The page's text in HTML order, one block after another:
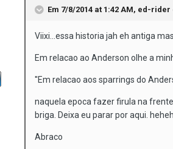
Em 7/8/2014 at 1:42 AM, ed-rider
Viixi...essa historia jah eh antiga
Em relacao ao Anderson olhe a
''Em relacao aos sparrings do
naquela epoca fazer firula na
briga. Deixa eu parar por aqui.
Abraco